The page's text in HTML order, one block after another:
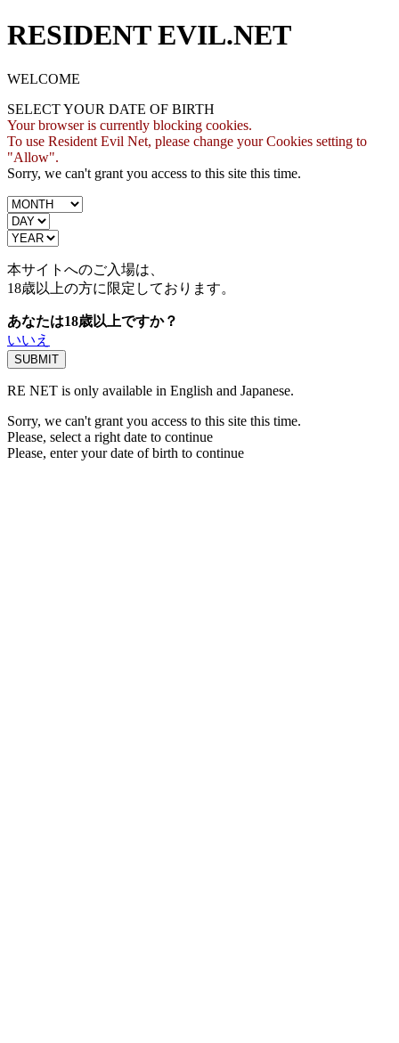
RESIDENT EVIL.NET
WELCOME
SELECT YOUR DATE OF BIRTH
Your browser is currently blocking cookies.
To use Resident Evil Net, please change your Cookies setting to
"Allow".
Sorry, we can't grant you access to this site this time.
本サイトへのご入場は、
18歳以上の方に限定しております。
あなたは18歳以上ですか？
いいえ
RE NET is only available in English and Japanese.
Sorry, we can't grant you access to this site this time.
Please, select a right date to continue
Please, enter your date of birth to continue